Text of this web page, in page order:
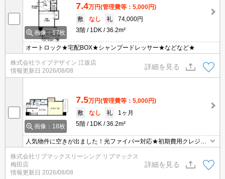
画像：17枚
7.4万円(管理費等：5,000円)
敷
なし 礼
74,000円
3階
1DK 36.2m²
オートロック★宅配BOX★シャンプードレッサー★などなど★
株式会社ライブデザイン 江坂店
情報更新日 2026/08/08
詳細を見る
画像：18枚
7.5万円(管理費等：5,000円)
敷
なし 礼
1ヶ月
5階
1DK 36.2m²
人気物件に空きが出ました！光ファイバー対応★初期費用クレジッ
ト決済可★近隣にスーパー、コンビニ、ドラッグストアが揃ってい
ます★
株式会社リブマックスリーシング リブマックス
梅田店
情報更新日 2026/08/08
詳細を見る